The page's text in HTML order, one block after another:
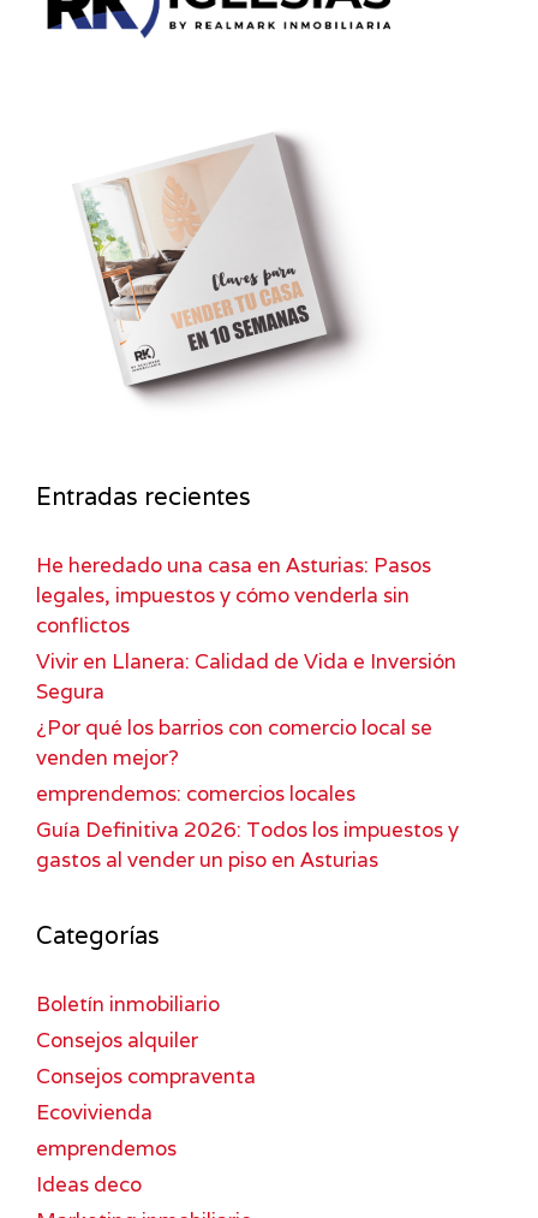
Entradas recientes
He heredado una casa en Asturias: Pasos
legales, impuestos y cómo venderla sin
conflictos
Vivir en Llanera: Calidad de Vida e Inversión
Segura
¿Por qué los barrios con comercio local se
venden mejor?
emprendemos: comercios locales
Guía Definitiva 2026: Todos los impuestos y
gastos al vender un piso en Asturias
Categorías
Boletín inmobiliario
Consejos alquiler
Consejos compraventa
Ecovivienda
emprendemos
Ideas deco